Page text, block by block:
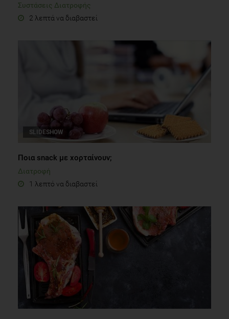
Συστάσεις Διατροφής
2 λεπτά να διαβαστεί
SLIDESHOW
Ποια snack με χορταίνουν;
Διατροφή
1 λεπτό να διαβαστεί